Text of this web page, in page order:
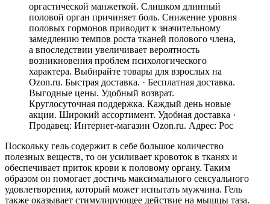
оргастической манжеткой. Слишком длинный
половой орган причиняет боль. Снижение уровня
половых гормонов приводит к значительному
замедлению темпов роста тканей полового члена,
а впоследствии увеличивает вероятность
возникновения проблем психологического
характера. Выбирайте товары для взрослых на
Ozon.ru. Быстрая доставка. · Бесплатная доставка.
Выгодные цены. Удобный возврат.
Круглосуточная поддержка. Каждый день новые
акции. Широкий ассортимент. Удобная доставка ·
Продавец: Интернет-магазин Ozon.ru. Адрес: Рос
Поскольку гель содержит в себе большое количество
полезных веществ, то он усиливает кровоток в тканях и
обеспечивает приток крови к половому органу. Таким
образом он помогает достичь максимального сексуального
удовлетворения, который может испытать мужчина. Гель
также оказывает стимулирующее действие на мышцы таза.